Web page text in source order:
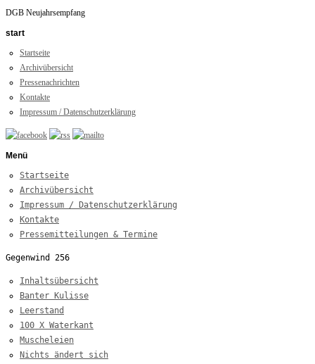
DGB Neujahrsempfang
start
Startseite
Archivübersicht
Pressenachrichten
Kontakte
Impressum / Datenschutzerklärung
Menü
Startseite
Archivübersicht
Impressum / Datenschutzerklärung
Kontakte
Pressemitteilungen & Termine
Gegenwind 256
Inhaltsübersicht
Banter Kulisse
Leerstand
100 X Waterkant
Muscheleien
Nichts ändert sich